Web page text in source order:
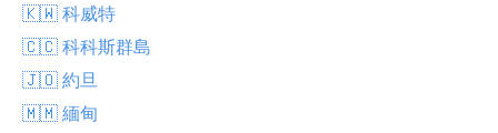
🇰🇼 科威特
🇨🇨 科科斯群島
🇯🇴 約旦
🇲🇲 緬甸